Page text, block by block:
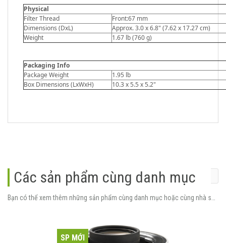
Physical
Filter Thread
Front:67 mm
Dimensions (DxL)
Approx. 3.0 x 6.8" (7.62 x 17.27 cm)
Weight
1.67 lb (760 g)
Packaging Info
Package Weight
1.95 lb
Box Dimensions (LxWxH)
10.3 x 5.5 x 5.2"
Các sản phẩm cùng danh mục
SP MỚI